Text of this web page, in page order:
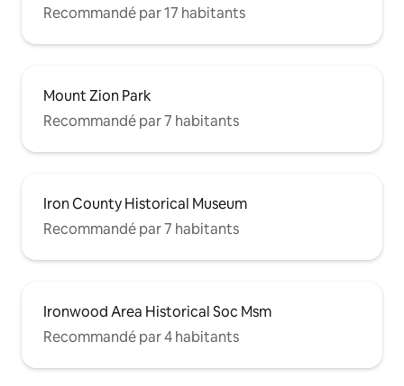
Recommandé par 17 habitants
Mount Zion Park
Recommandé par 7 habitants
Iron County Historical Museum
Recommandé par 7 habitants
Ironwood Area Historical Soc Msm
Recommandé par 4 habitants